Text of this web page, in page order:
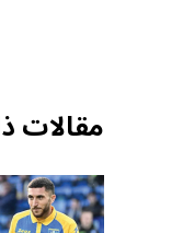
مقالات